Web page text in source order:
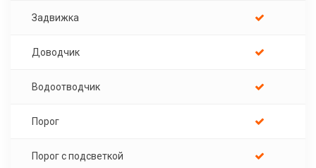
Задвижка
Доводчик
Водоотводчик
Порог
Порог с подсветкой